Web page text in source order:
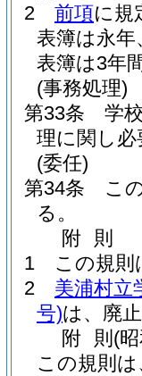
2
前項に規
表簿は永年
表簿は3年
(事務処理)
第33条
学
理に関し
(委任)
第34条
こ
る。
附 則
1
この規則
2
美浦村立
号)は、廃
附 則 (
この規則